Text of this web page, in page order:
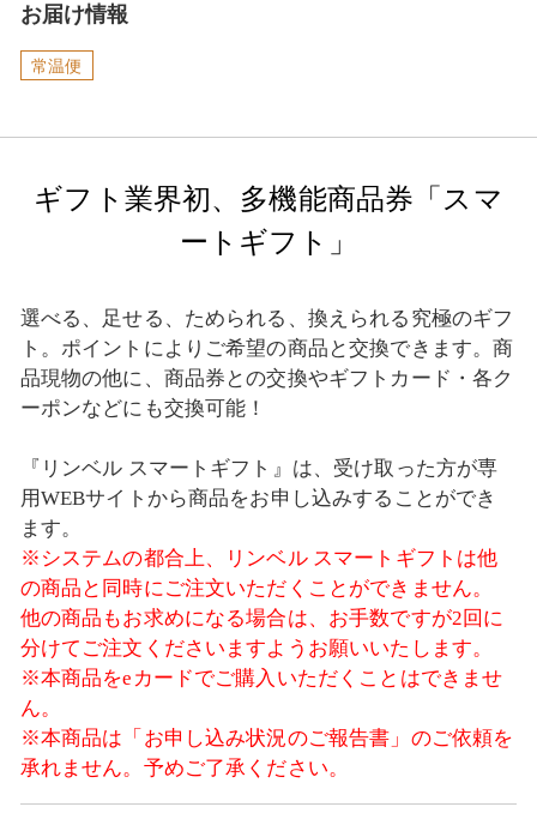
お届け情報
常温便
ギフト業界初、多機能商品券「スマ
ートギフト」
選べる、足せる、ためられる、換えられる究極のギフ
ト。ポイントによりご希望の商品と交換できます。商
品現物の他に、商品券との交換やギフトカード・各ク
ーポンなどにも交換可能！
『リンベル スマートギフト』は、受け取った方が専
用WEBサイトから商品をお申し込みすることができ
ます。
※システムの都合上、リンベル スマートギフトは他
の商品と同時にご注文いただくことができません。
他の商品もお求めになる場合は、お手数ですが2回に
分けてご注文くださいますようお願いいたします。
※本商品をeカードでご購入いただくことはできませ
ん。
※本商品は「お申し込み状況のご報告書」のご依頼を
承れません。予めご了承ください。